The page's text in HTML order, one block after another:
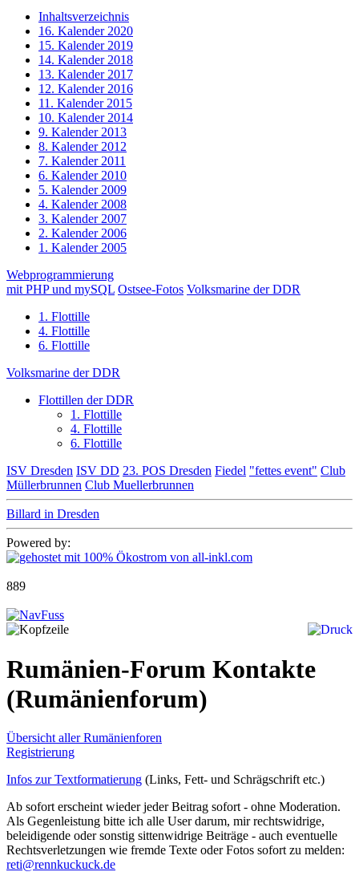
Inhaltsverzeichnis
16. Kalender 2020
15. Kalender 2019
14. Kalender 2018
13. Kalender 2017
12. Kalender 2016
11. Kalender 2015
10. Kalender 2014
9. Kalender 2013
8. Kalender 2012
7. Kalender 2011
6. Kalender 2010
5. Kalender 2009
4. Kalender 2008
3. Kalender 2007
2. Kalender 2006
1. Kalender 2005
Webprogrammierung
mit PHP und mySQL Ostsee-Fotos Volksmarine der DDR
1. Flottille
4. Flottille
6. Flottille
Volksmarine der DDR
Flottillen der DDR
1. Flottille
4. Flottille
6. Flottille
ISV Dresden ISV DD 23. POS Dresden Fiedel "fettes event" Club
Müllerbrunnen Club Muellerbrunnen
Billard in Dresden
Powered by:
889
Rumänien-Forum Kontakte
(Rumänienforum)
Übersicht aller Rumänienforen
Registrierung
Infos zur Textformatierung (Links, Fett- und Schrägschrift etc.)
Ab sofort erscheint wieder jeder Beitrag sofort - ohne Moderation.
Als Gegenleistung bitte ich alle User darum, mir rechtswidrige,
beleidigende oder sonstig sittenwidrige Beiträge - auch eventuelle
Rechtsverletzungen wie fremde Texte oder Fotos sofort zu melden:
reti@rennkuckuck.de